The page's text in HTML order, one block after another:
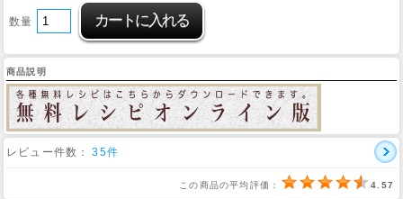
数量
商品説明
レビュー件数： 35件
この商品の平均評価： 4.57